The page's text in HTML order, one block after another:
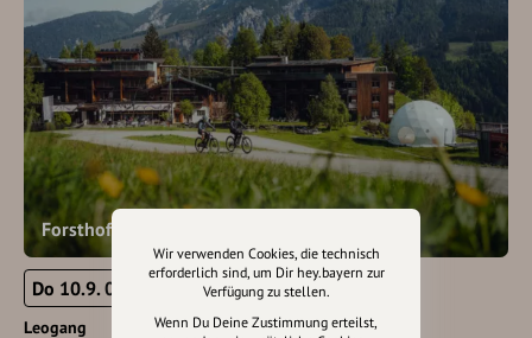
Forsthofalm Bike Camp Leogang
Do 10.9. 00:00 - 23:59
Leogang
Wir verwenden Cookies, die technisch
erforderlich sind, um Dir hey.bayern zur
Verfügung zu stellen.
Wenn Du Deine Zustimmung erteilst,